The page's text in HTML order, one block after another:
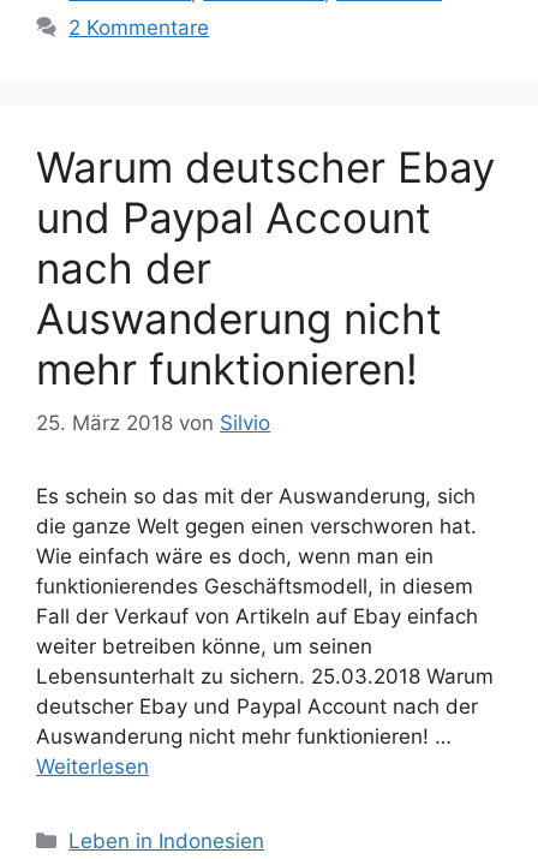
e
i
n
c
w
t
e
r
2 Kommentare
Warum deutscher Ebay
und Paypal Account
nach der
Auswanderung nicht
mehr funktionieren!
25. März 2018 von Silvio
Es schein so das mit der Auswanderung, sich
die ganze Welt gegen einen verschworen hat.
Wie einfach wäre es doch, wenn man ein
funktionierendes Geschäftsmodell, in diesem
Fall der Verkauf von Artikeln auf Ebay einfach
weiter betreiben könne, um seinen
Lebensunterhalt zu sichern. 25.03.2018 Warum
deutscher Ebay und Paypal Account nach der
Auswanderung nicht mehr funktionieren! …
Weiterlesen
KLeben in Indonesien